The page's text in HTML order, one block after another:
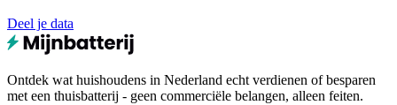
Deel je data
Ontdek wat huishoudens in Nederland echt verdienen of besparen
met een thuisbatterij - geen commerciële belangen, alleen feiten.